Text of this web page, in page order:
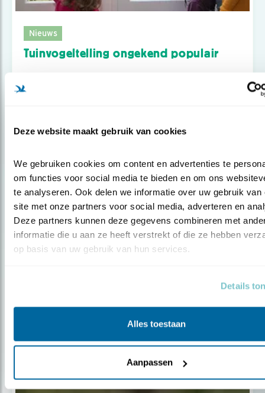
Deze website maakt gebruik van cookies
We gebruiken cookies om content en advertenties te
om functies voor social media te bieden en om ons
te analyseren. Ook delen we informatie over uw gebruik van
site met onze partners voor social media, adverteren en
Deze partners kunnen deze gegevens combineren met
informatie die u aan ze heeft verstrekt of die ze hebben
op basis van uw gebruik van hun services.
Details
Alles toestaan
Aanpassen
Nieuws
Tuinvogeltelling ongekend populair